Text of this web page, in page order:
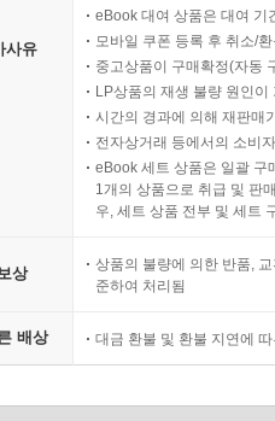
사유
eBook 대여 상품은 대여 기
모바일 쿠폰 등록 후 취소/
중고상품이 구매확정(자동
LP상품의 재생 불량 원인
시간의 경과에 의해 재판매
전자상거래 등에서의 소비
eBook 세트 상품은 일괄 구
1개의 상품으로 취급 및 판
우, 세트 상품 전부 및 세트
상
상품의 불량에 의한 반품,
준하여 처리됨
배상 대금 환불 및 환불 지연에